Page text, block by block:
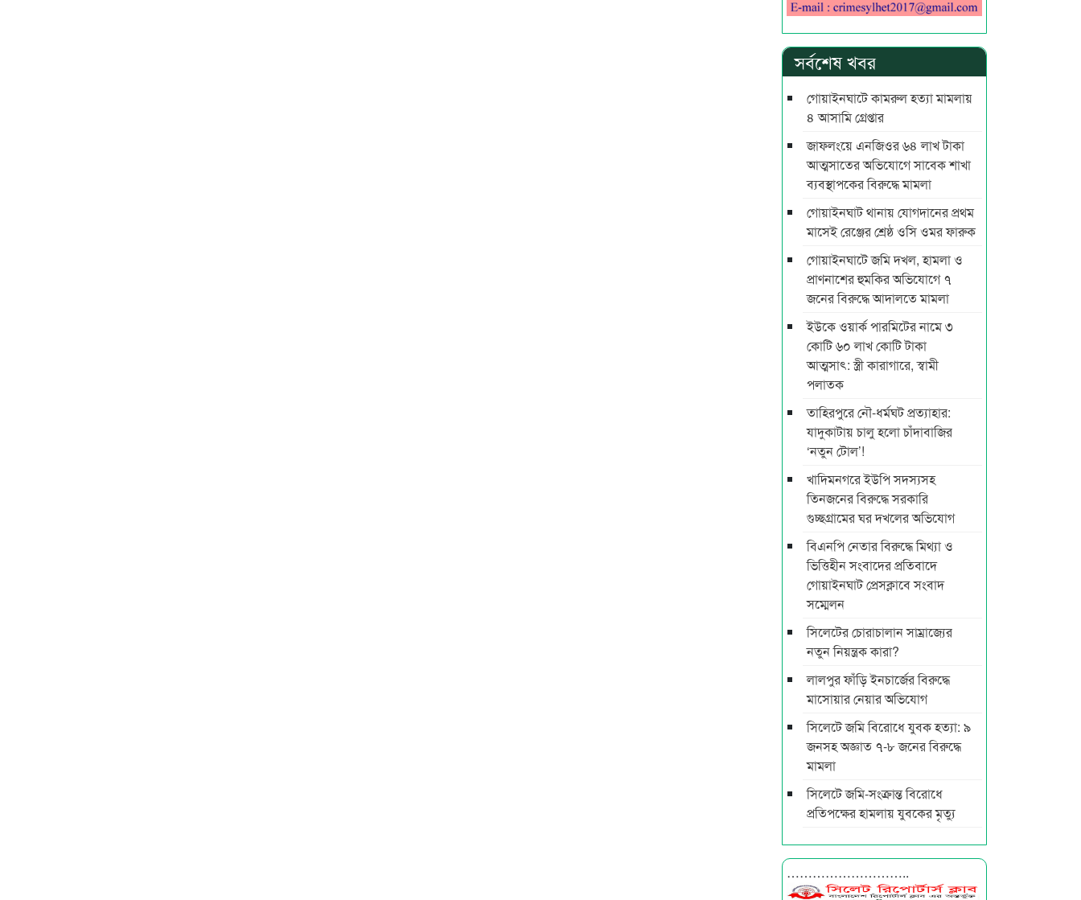
সর্বশেষ খবর
গোয়াইনঘাটে কামরুল হত্যা মামলায়
৪ আসামি গ্রেপ্তার
জাফলংয়ে এনজিওর ৬৪ লাখ টাকা
আত্মসাতের অভিযোগে সাবেক শাখা
ব্যবস্থাপকের বিরুদ্ধে মামলা
গোয়াইনঘাট থানায় যোগদানের প্রথম
মাসেই রেঞ্জের শ্রেষ্ঠ ওসি ওমর ফারুক
গোয়াইনঘাটে জমি দখল, হামলা ও
প্রাণনাশের হুমকির অভিযোগে ৭
জনের বিরুদ্ধে আদালতে মামলা
ইউকে ওয়ার্ক পারমিটের নামে ৩
কোটি ৬০ লাখ কোটি টাকা
আত্মসাৎ: স্ত্রী কারাগারে, স্বামী
পলাতক
তাহিরপুরে নৌ-ধর্মঘট প্রত্যাহার:
যাদুকাটায় চালু হলো চাঁদাবাজির
‘নতুন টোল’!
খাদিমনগরে ইউপি সদস্যসহ
তিনজনের বিরুদ্ধে সরকারি
গুচ্ছগ্রামের ঘর দখলের অভিযোগ
বিএনপি নেতার বিরুদ্ধে মিথ্যা ও
ভিত্তিহীন সংবাদের প্রতিবাদে
গোয়াইনঘাট প্রেসক্লাবে সংবাদ
সম্মেলন
সিলেটের চোরাচালান সাম্রাজ্যের
নতুন নিয়ন্ত্রক কারা?
লালপুর ফাঁড়ি ইনচার্জের বিরুদ্ধে
মাসোয়ার নেয়ার অভিযোগ
সিলেটে জমি বিরোধে যুবক হত্যা: ৯
জনসহ অজ্ঞাত ৭-৮ জনের বিরুদ্ধে
মামলা
সিলেটে জমি-সংক্রান্ত বিরোধে
প্রতিপক্ষের হামলায় যুবকের মৃত্যু
………………………..